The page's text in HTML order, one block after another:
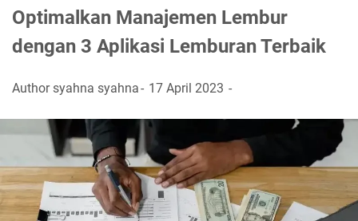
Optimalkan Manajemen Lembur
dengan 3 Aplikasi Lemburan Terbaik
Authorsyahna syahna 17 April 2023